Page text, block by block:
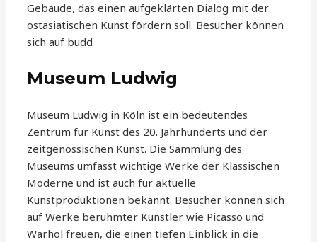
Gebäude, das einen aufgeklärten Dialog mit der
ostasiatischen Kunst fördern soll. Besucher können
sich auf budd
Museum Ludwig
Museum Ludwig in Köln ist ein bedeutendes
Zentrum für Kunst des 20. Jahrhunderts und der
zeitgenössischen Kunst. Die Sammlung des
Museums umfasst wichtige Werke der Klassischen
Moderne und ist auch für aktuelle
Kunstproduktionen bekannt. Besucher können sich
auf Werke berühmter Künstler wie Picasso und
Warhol freuen, die einen tiefen Einblick in die